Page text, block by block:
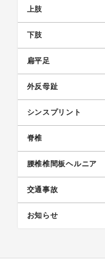
上肢
下肢
扁平足
外反母趾
シンスプリント
脊椎
腰椎椎間板ヘルニア
交通事故
お知らせ